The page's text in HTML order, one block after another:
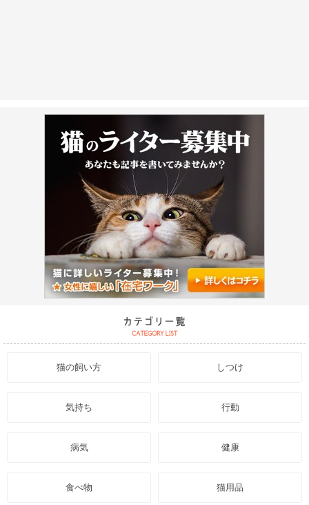
猫の飼い方 しつけ
気持ち 行動
病気 健康
食べ物 猫用品